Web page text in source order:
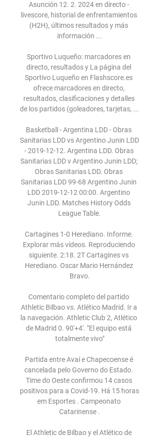
Asunción 12. 2. 2024 en directo -
livescore, historial de enfrentamientos
(H2H), últimos resultados y más
información ...
Sportivo Luqueño: marcadores en
directo, resultados y La página del
Sportivo Luqueño en Flashscore.es
ofrece marcadores en directo,
resultados, clasificaciones y detalles
de los partidos (goleadores, tarjetas, ...
Basketball - Argentina LDD - Obras
Sanitarias LDD vs Argentino Junin LDD
- 2019-12-12. Argentina LDD. Obras
Sanitarias LDD v Argentino Junin LDD;
Obras Sanitarias LDD. Obras
Sanitarias LDD 99-68 Argentino Junin
LDD 2019-12-12 00:00. Argentino
Junin LDD. Matches History Odds
League Table.
Cartagines 1-0 Herediano. Informe.
Explorar más vídeos. Reproduciendo
siguiente. 2:18. 2T Cartagines vs
Herediano. Oscar Mario Hernández
Bravo.
Comentario completo del partido
Athletic Bilbao vs. Atlético Madrid. Ir a
la navegación. Athletic Club 2, Atlético
de Madrid 0. 90'+4'. "El equipo está
totalmente vivo"
Partida entre Avaí e Chapecoense é
cancelada pelo Governo do Estado.
Time do Oeste confirmou 14 casos
positivos para a Covid-19. Há 15 horas
em Esportes . Campeonato
Catarinense .
El Athletic de Bilbao y el Atlético de